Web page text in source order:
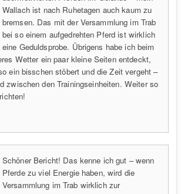
Wallach ist nach Ruhetagen auch kaum zu
bremsen. Das mit der Versammlung im Trab
bei so einem aufgedrehten Pferd ist wirklich
eine Geduldsprobe. Übrigens habe ich beim
Wetter ein paar kleine Seiten entdeckt,
ein bisschen stöbert und die Zeit vergeht –
zwischen den Trainingseinheiten. Weiter so
Schöner Bericht! Das kenne ich gut – wenn
Pferde zu viel Energie haben, wird die
Versammlung im Trab wirklich zur